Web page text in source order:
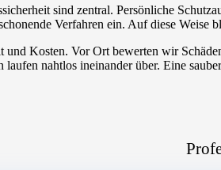
sind zentral. Persönliche
Verfahren ein. Auf diese Weise
und Kosten. Vor Ort bewerten wir
laufen nahtlos ineinander über. Eine